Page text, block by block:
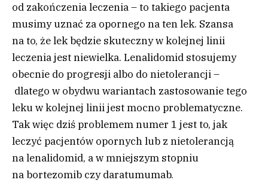
od zakończenia leczenia – to takiego pacjenta
musimy uznać za opornego na ten lek. Szansa
na to, że lek będzie skuteczny w kolejnej linii
leczenia jest niewielka. Lenalidomid stosujemy
obecnie do progresji albo do nietolerancji –
dlatego w obydwu wariantach zastosowanie tego
leku w kolejnej linii jest mocno problematyczne.
Tak więc dziś problemem numer 1 jest to, jak
leczyć pacjentów opornych lub z nietolerancją
na lenalidomid, a w mniejszym stopniu
na bortezomib czy daratumumab.